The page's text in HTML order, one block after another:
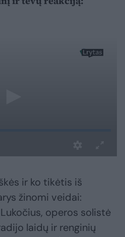
ir ko tikėtis iš
žinomi veidai:
operos solistė
laidų ir renginių